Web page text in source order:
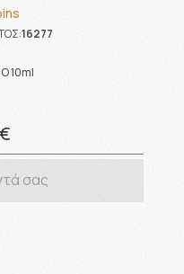
16277
10ml
σας